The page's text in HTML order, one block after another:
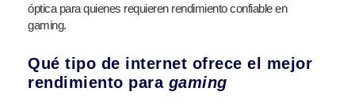
óptica para quienes requieren rendimiento confiable en
gaming.
Qué tipo de internet ofrece el mejor
rendimiento para gaming